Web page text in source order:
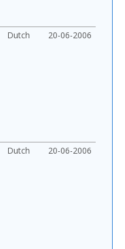
Dutch 20-06-2006
Dutch 20-06-2006